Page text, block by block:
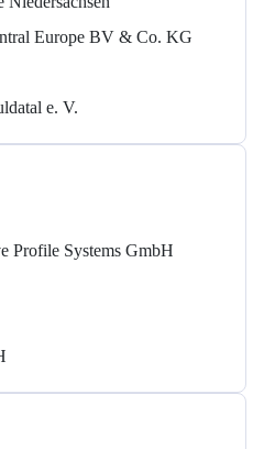
Europe BV & Co. KG
e. V.
Profile Systems GmbH